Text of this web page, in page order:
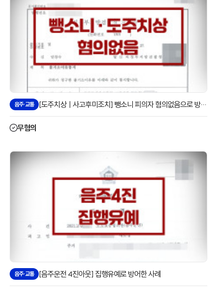
음주·교통 [도주치상ㅣ사고후미조치] 뺑소니 피의자 혐의없음으로 방어한 사례
무혐의
음주·교통 [음주운전 4진아웃] 집행유예로 방어한 사례